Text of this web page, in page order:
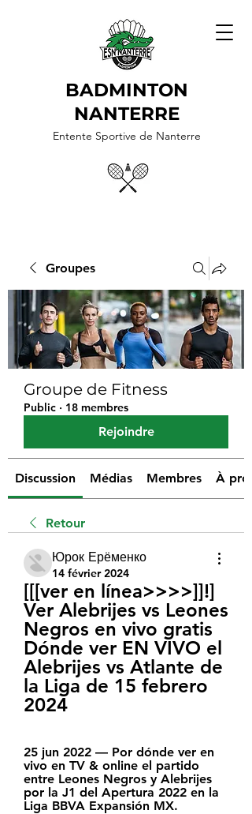
BADMINTON
NANTERRE
Entente Sportive de Nanterre
Groupes
Groupe de Fitness
Public · 18 membres
Rejoindre
Discussion Médias Membres À
Retour
Юрок Ерёменко
14 février 2024
[[[ver en línea>>>>]]!]
Ver Alebrijes vs Leones
Negros en vivo gratis
Dónde ver EN VIVO el
Alebrijes vs Atlante de
la Liga de 15 febrero
2024
25 jun 2022 — Por dónde ver en
vivo en TV & online el partido
entre Leones Negros y Alebrijes
por la J1 del Apertura 2022 en la
Liga BBVA Expansión MX.